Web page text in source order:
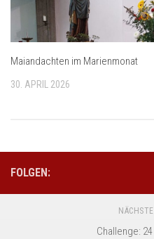
Maiandachten im Marienmonat
30. APRIL 2026
FOLGEN:
Challenge: